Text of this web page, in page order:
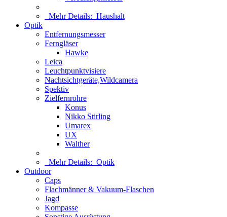
Mehr Details: Haushalt
Optik
Entfernungsmesser
Ferngläser
Hawke
Leica
Leuchtpunktvisiere
Nachtsichtgeräte,Wildcamera
Spektiv
Zielfernrohre
Konus
Nikko Stirling
Umarex
UX
Walther
Mehr Details: Optik
Outdoor
Caps
Flachmänner & Vakuum-Flaschen
Jagd
Kompasse